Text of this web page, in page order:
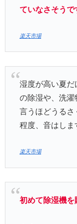
ていなさそうで
楽天市場
湿度が高い夏
の除湿や、洗濯
言うほどうるさ
程度、音はしま
楽天市場
初めて除湿機を